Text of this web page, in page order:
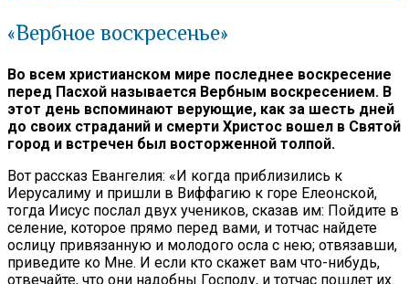
«Вербное воскресенье»
Во всем христианском мире последнее воскресение
перед Пасхой называется Вербным воскресением. В
этот день вспоминают верующие, как за шесть дней
до своих страданий и смерти Христос вошел в Святой
город и встречен был восторженной толпой.
Вот рассказ Евангелия: «И когда приблизились к
Иерусалиму и пришли в Виффагию к горе Елеонской,
тогда Иисус послал двух учеников, сказав им: Пойдите в
селение, которое прямо перед вами, и тотчас найдете
ослицу привязанную и молодого осла с нею; отвязавши,
приведите ко Мне. И если кто скажет вам что-нибудь,
отвечайте, что они надобны Господу, и тотчас пошлет их.